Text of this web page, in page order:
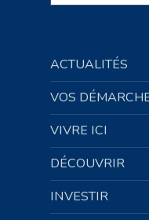
ACTUALITÉS
VOS
VIVRE ICI
DÉCOUVRIR
INVESTIR